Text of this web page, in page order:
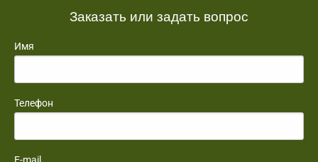
Заказать или задать вопрос
Имя
Телефон